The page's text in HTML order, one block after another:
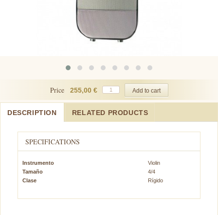
Price 255,00 €
DESCRIPTION RELATED PRODUCTS
SPECIFICATIONS
Instrumento
Violin
Tamaño
4/4
Clase
Rígido